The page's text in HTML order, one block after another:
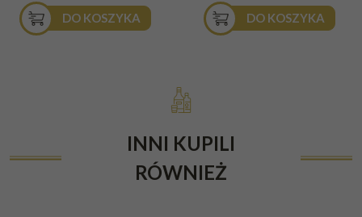
DO KOSZYKA DO KOSZYKA
INNI KUPILI
RÓWNIEŻ